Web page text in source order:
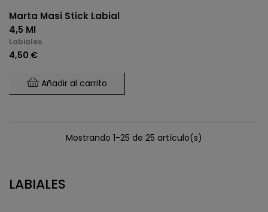
LABIALES
Marta Masi Stick Labial
4,5 Ml
Labiales
4,50 €
Añadir al carrito
Mostrando 1-25 de 25 artículo(s)